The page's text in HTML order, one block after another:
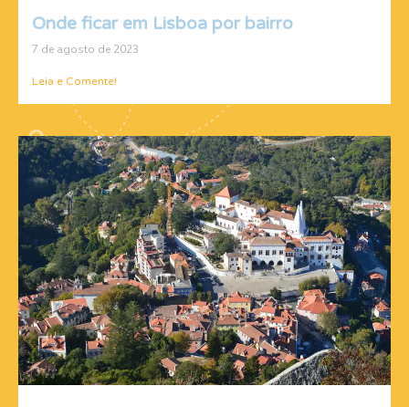
Onde ficar em Lisboa por bairro
7 de agosto de 2023
Leia e Comente!